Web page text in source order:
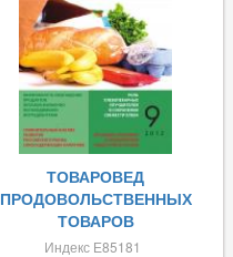
ТОВАРОВЕД
ПРОДОВОЛЬСТВЕННЫХ
ТОВАРОВ
Индекс Е85181